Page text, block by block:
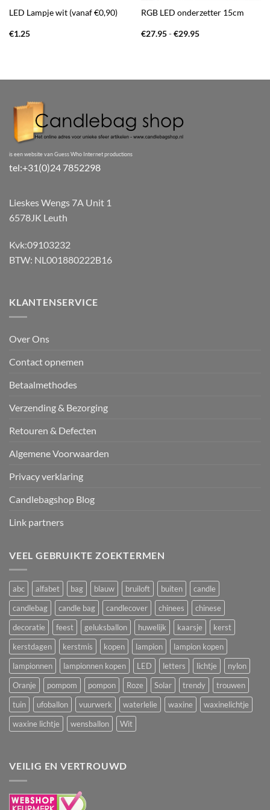
LED Lampje wit (vanaf €0,90)
€1.25
RGB LED onderzetter 15cm
€27.95 - €29.95Prijsklasse:
is een website van Guess Who Internet productions
tel:+31(0)24 7852298
Lieskes Wengs 7A Unit 1
6578JK Leuth
Kvk:09103232
BTW: NL001880222B16
KLANTENSERVICE
Over Ons
Contact opnemen
Betaalmethodes
Verzending & Bezorging
Retouren & Defecten
Algemene Voorwaarden
Privacy verklaring
Candlebagshop Blog
Link partners
VEEL GEBRUIKTE ZOEKTERMEN
abc alfabet bag blauw bruiloft buiten
candle
candlebag
candle bag candlecover chinees
chinese
decoratie
feest geluksballon huwelijk kaarsje
kerst
kerstdagen
kerstmis kopen lampion
lampion kopen
lampionnen
lampionnen kopen LED letters lichtje
nylon
Oranje
pompom pompon Roze Solar trendy
trouwen
tuin
ufoballon vuurwerk waterlelie waxine
waxinelichtje
waxine lichtje
wensballon Wit
VEILIG EN VERTROUWD